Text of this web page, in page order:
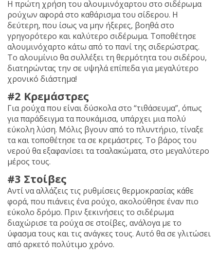
Η πρώτη χρήση του αλουμινόχαρτου στο σιδέρωμα
ρούχων αφορά στο καθάρισμα του σίδερου. Η
δεύτερη, που ίσως να μην ήξερες, βοηθά στο
γρηγορότερο και καλύτερο σιδέρωμα. Τοποθέτησε
αλουμινόχαρτο κάτω από το πανί της σιδερώστρας.
To αλουμίνιο θα συλλέξει τη θερμότητα του σιδέρου,
διατηρώντας την σε υψηλά επίπεδα για μεγαλύτερο
χρονικό διάστημα!
#2 Κρεμάστρες
Για ρούχα που είναι δύσκολα στο “τιθάσευμα”, όπως
για παράδειγμα τα πουκάμισα, υπάρχει μια πολύ
εύκολη λύση. Μόλις βγουν από το πλυντήριο, τίναξε
τα και τοποθέτησε τα σε κρεμάστρες. Το βάρος του
νερού θα εξαφανίσει τα τσαλακώματα, στο μεγαλύτερο
μέρος τους.
#3 Στοίβες
Αντί να αλλάζεις τις ρυθμίσεις θερμοκρασίας κάθε
φορά, που πιάνεις ένα ρούχο, ακολούθησε έναν πιο
εύκολο δρόμο. Πριν ξεκινήσεις το σιδέρωμα
διαχώρισε τα ρούχα σε στοίβες, ανάλογα με το
ύφασμα τους και τις ανάγκες τους. Αυτό θα σε γλιτώσει
από αρκετό πολύτιμο χρόνο.